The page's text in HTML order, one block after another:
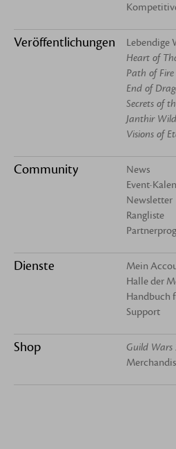
Veröffentlichungen
Lebendige
Heart of
Path of Fire
End of
Secrets of
Janthir
Visions of
Community
News
Event-
Newsletter
Rangliste
Dienste
Mein
Halle der
Handbuch
Support
Shop Guild Wars